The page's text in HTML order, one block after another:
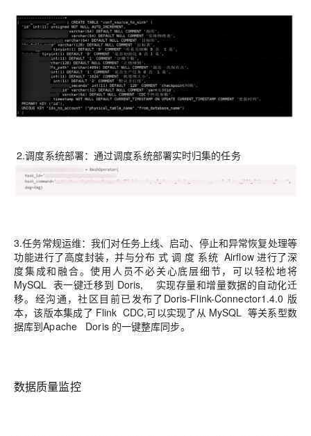
2.调度系统部署：通过调度系统部署实时归集的任务
3.任务常规运维：我们对任务上线、启动、停止和异常恢复处理等
功能进行了高度封装，并与分布 式 调 度 系统Airflow进行了深
度集成和融合。使用人员不必关心底层细节，可以轻松地将
MySQL 表一键迁移到 Doris, 实现存量和增量数据的自动化迁
移。经沟通，社区目前已发布了 Doris-Flink-Connector1.4.0 版
本，该版本集成了 Flink CDC,可以实现了从 MySQL等关系型数
据库到Apache Doris 的一键整库同步。
数据质量监控